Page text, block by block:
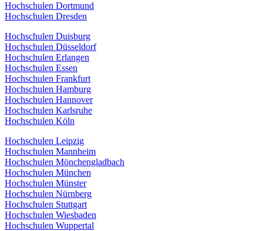
Hochschulen Dortmund
Hochschulen Dresden
Hochschulen Duisburg
Hochschulen Düsseldorf
Hochschulen Erlangen
Hochschulen Essen
Hochschulen Frankfurt
Hochschulen Hamburg
Hochschulen Hannover
Hochschulen Karlsruhe
Hochschulen Köln
Hochschulen Leipzig
Hochschulen Mannheim
Hochschulen Mönchengladbach
Hochschulen München
Hochschulen Münster
Hochschulen Nürnberg
Hochschulen Stuttgart
Hochschulen Wiesbaden
Hochschulen Wuppertal